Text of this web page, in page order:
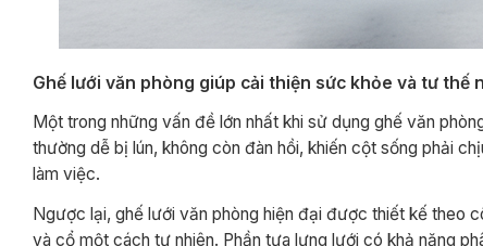
Ghế lưới văn phòng giúp cải thiện sức khỏe và tư thế
Một trong những vấn đề lớn nhất khi sử dụng ghế văn
thường dễ bị lún, không còn đàn hồi, khiến cột sống phải
làm việc.
Ngược lại, ghế lưới văn phòng hiện đại được thiết kế theo
và cổ một cách tự nhiên. Phần tựa lưng lưới có khả năng